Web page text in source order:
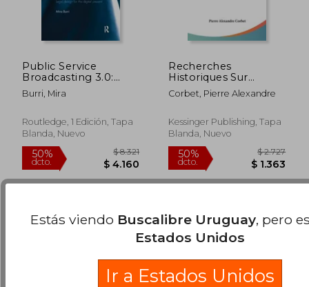
dcto. $ 9.509 dcto. $
Public Service
Broadcasting 3.0:
Legal Design for the
Digital Present (en
Burri, Mira
Routledge, 1 Edición, Tapa
Blanda, Nuevo
Recherches
Historiques Sur
L'Ancienne
Gendarmerie
Francés)
Corbet, Pierre Alexandre
Kessinger Publishing, Tapa
Blanda, Nuevo
Estás viendo Buscalibre Uruguay, pero
Estados Unidos
Ir a Estados Unidos